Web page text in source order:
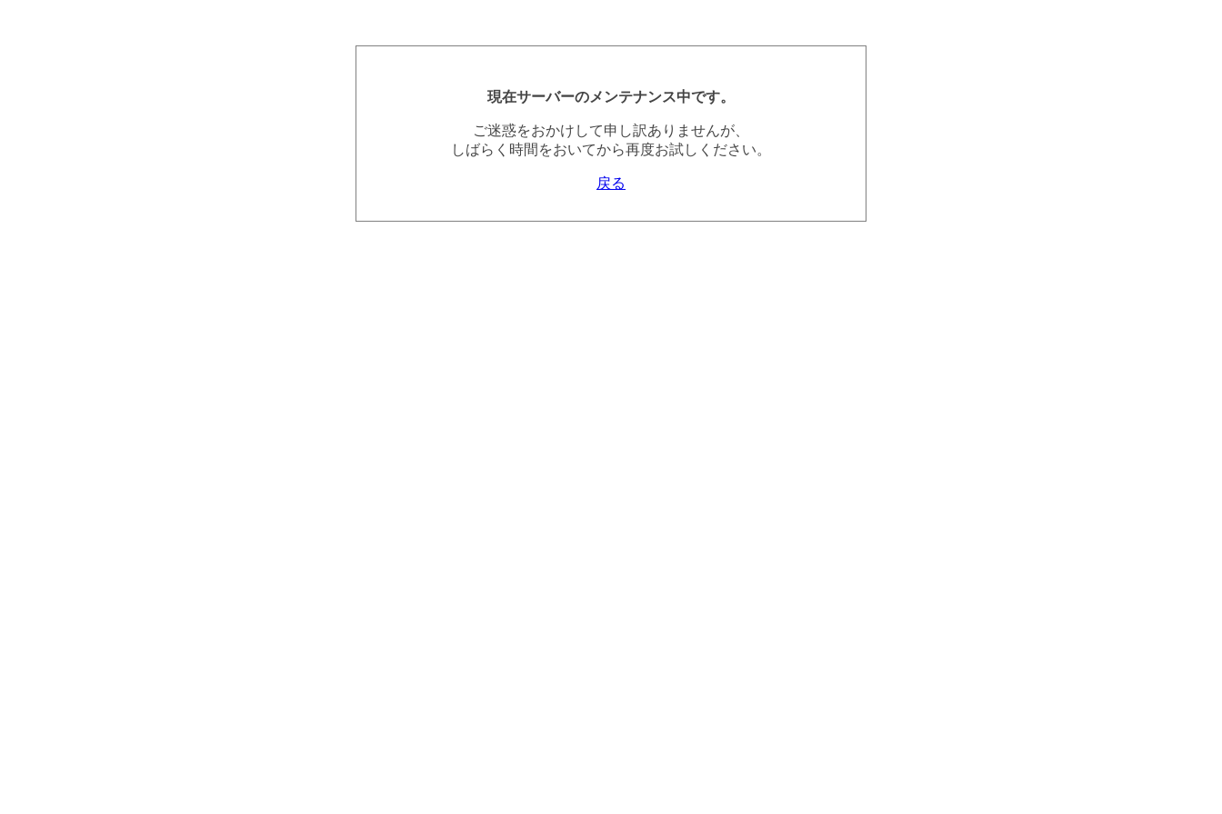
現在サーバーのメンテナンス中です。
ご迷惑をおかけして申し訳ありませんが、
しばらく時間をおいてから再度お試しください。
戻る